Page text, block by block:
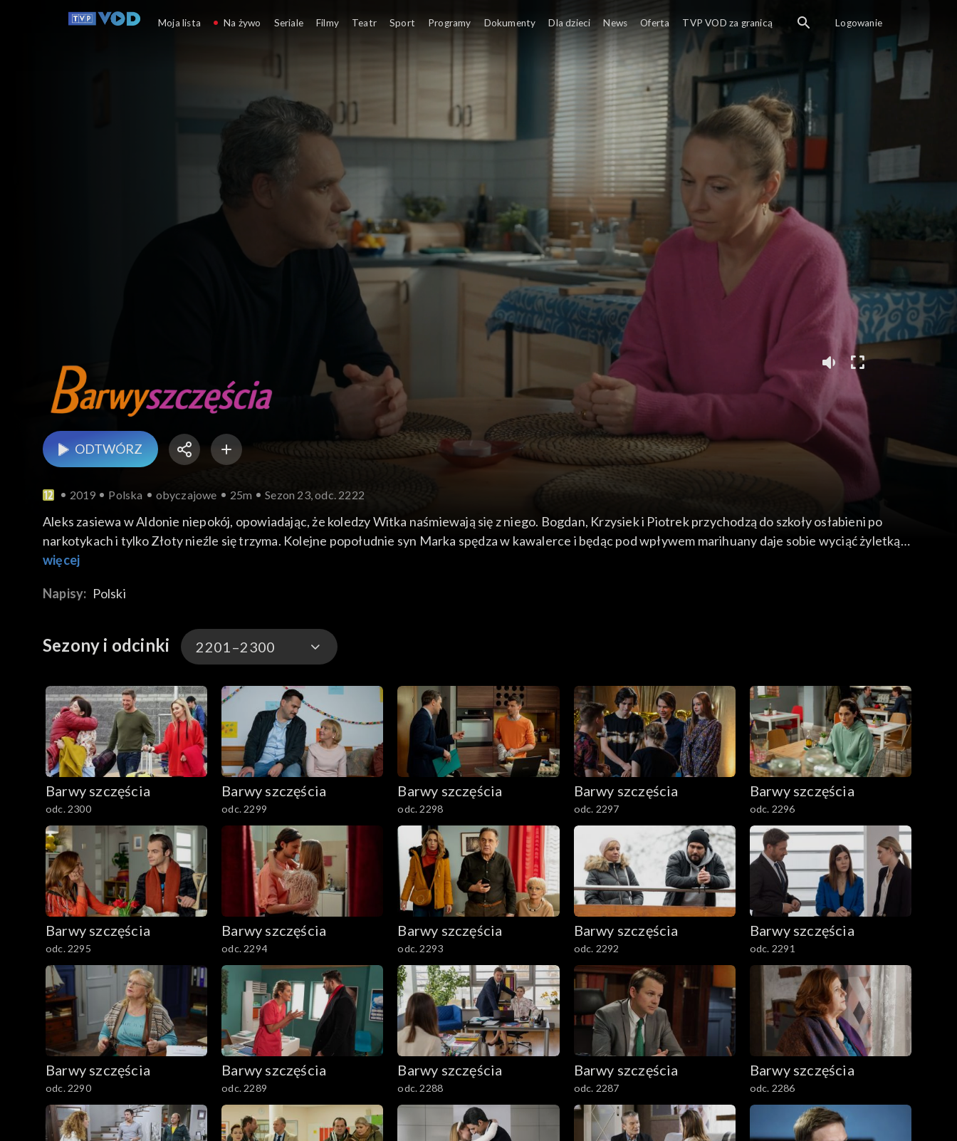
ODTWÓRZ
2019 Polska obyczajowe 25m Sezon 23, odc. 2222
Aleks zasiewa w Aldonie niepokój, opowiadając, że koledzy Witka naśmiewają się z niego. Bogdan, Krzysiek i Piotrek przychodzą do szkoły osłabieni po
narkotykach i tylko Złoty nieźle się trzyma. Kolejne popołudnie syn Marka spędza w kawalerce i będąc pod wpływem marihuany daje sobie wyciąć żyletką
znak przynależności do grupy. Kajtek bierze na siebie ciężar pilnowania matki, by miała jak najmniej okazji do napicia się. Do Feel Good wraca pozujący na
więcej
Napisy: Polski
Sezony i odcinki 2201–2300
3301-3400
3201-3300
3101-3200
3001-3100
2901-3000
2801–2900
2701–2800
2601–2700
2501–2600
2401–2500
2301–2400
2201–2300
2101–2200
Barwy szczęścia
odc. 2300
Barwy szczęścia
odc. 2299
Barwy szczęścia
odc. 2298
Barwy szczęścia
odc. 2297
Barwy szczęścia
odc. 2296
Barwy szczęścia
odc. 2295
Barwy szczęścia
odc. 2294
Barwy szczęścia
odc. 2293
Barwy szczęścia
odc. 2292
Barwy szczęścia
odc. 2291
Barwy szczęścia
odc. 2290
Barwy szczęścia
odc. 2289
Barwy szczęścia
odc. 2288
Barwy szczęścia
odc. 2287
Barwy szczęścia
odc. 2286
Moja lista Na żywo Seriale Filmy Teatr Sport Programy Dokumenty Dla dzieci News Oferta TVP VOD za granicą Logowanie